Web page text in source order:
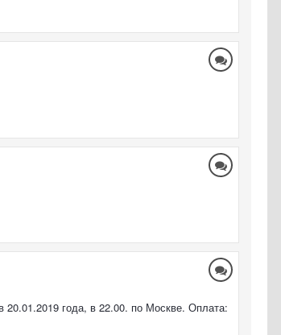
20.01.2019 года, в 22.00. по Москве. Оплата: